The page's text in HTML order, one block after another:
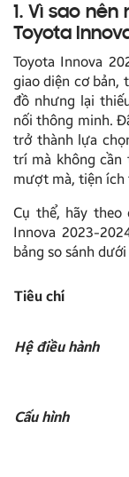
1. Vì sao
Toyota
Toyota Innova
giao diện cơ bản,
đồ nhưng lại
nối thông minh.
trở thành lựa
trí mà không cần
mượt mà, tiện ích
Cụ thể, hãy theo
Innova 2023-
bảng so sánh dưới
Tiêu chí
Hệ điều hành
Cấu hình